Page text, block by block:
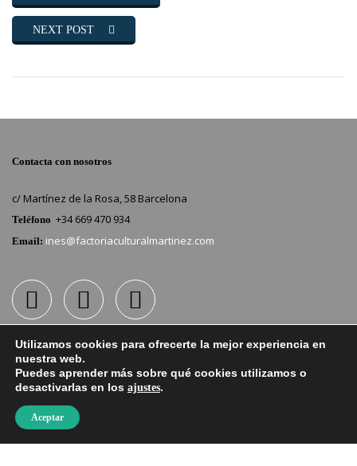
NEXT POST
Contacta con nosotros
c/ Martínez de la Rosa, 58 Barcelona
Teléfono +34 669 470 934
Email: ines@factoriaculturalmartinez.com
Si quieres mantenerte informado suscribete a nuestro boletín
email
Utilizamos cookies para ofrecerte la mejor experiencia en
nuestra web.
Puedes aprender más sobre qué cookies utilizamos o
desactivarlas en los ajustes.
Aceptar